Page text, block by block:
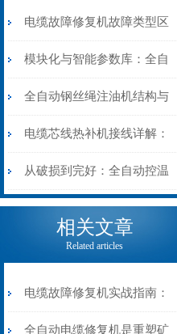
电缆故障修复机故障类型区
分指南：从“绝缘电
阻”到“波形特征”的精准诊
断逻辑
模块化与智能参数库：全自
动电缆修复机的快速换型逻
辑
全自动钢丝绳注油机结构与
工作原理：揭秘高效润滑的
机械密码
电缆芯线热补机接线详解：
从入门到精通
从破损到完好：全自动控温
电缆热补机的核心价值
相关文章
Related articles
电缆故障修复机实战指南：
从“盲测”到“精确定点”的三
全自动电缆修复机是重塑矿